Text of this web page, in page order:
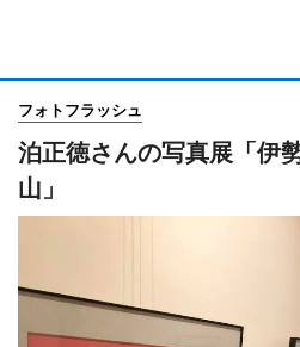
フォトフラッシュ
泊正徳さんの写真展「伊
山」